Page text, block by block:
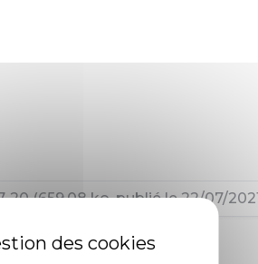
20 (659,08 ko, publié le 22/07/